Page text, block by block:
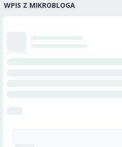
WPIS Z MIKROBLOGA